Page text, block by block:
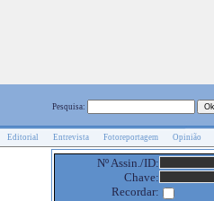
Pesquisa:
Editorial Entrevista Fotoreportagem Opinião
Nº Assin./ID:
Chave:
Recordar: